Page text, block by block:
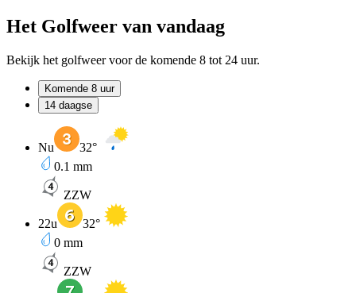
Het Golfweer van vandaag
Bekijk het golfweer voor de komende 8 tot 24 uur.
Komende 8 uur
14 daagse
Nu 32°
0.1 mm
ZZW
22u 32°
0 mm
ZZW